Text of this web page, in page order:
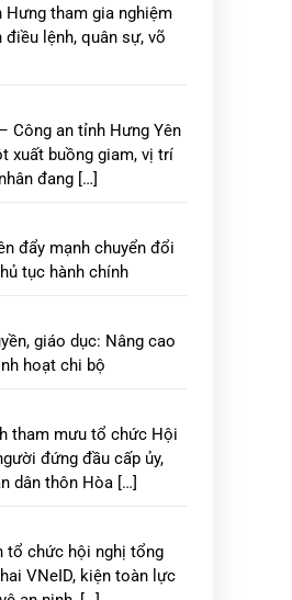
vi phạm pháp luật về
mạng đối với doanh
hộ kinh doanh trong
triển khai thực hiện
số 71/2026/TT-BCA
Hưng tham gia nghiệm
lệnh, quân sự, võ
Công an tỉnh Hưng Yên
xuất buồng giam, vị trí
đang […]
đẩy mạnh chuyển đổi
tục hành chính
giáo dục: Nâng cao
hoạt chi bộ
tham mưu tổ chức Hội
đứng đầu cấp ủy,
dân thôn Hòa […]
tổ chức hội nghị tổng
VNeID, kiện toàn lực